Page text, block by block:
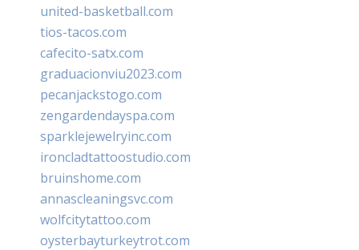
united-basketball.com
tios-tacos.com
cafecito-satx.com
graduacionviu2023.com
pecanjackstogo.com
zengardendayspa.com
sparklejewelryinc.com
ironcladtattoostudio.com
bruinshome.com
annascleaningsvc.com
wolfcitytattoo.com
oysterbayturkeytrot.com